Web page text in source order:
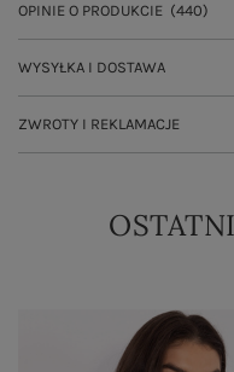
OPINIE O PRODUKCIE (440)
WYSYŁKA I DOSTAWA
ZWROTY I REKLAMACJE